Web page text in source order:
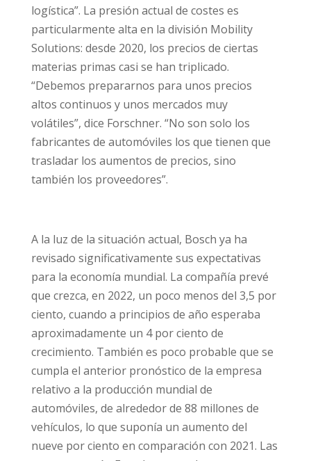
logística”. La presión actual de costes es
particularmente alta en la división Mobility
Solutions: desde 2020, los precios de ciertas
materias primas casi se han triplicado.
“Debemos prepararnos para unos precios
altos continuos y unos mercados muy
volátiles”, dice Forschner. “No son solo los
fabricantes de automóviles los que tienen que
trasladar los aumentos de precios, sino
también los proveedores”.
A la luz de la situación actual, Bosch ya ha
revisado significativamente sus expectativas
para la economía mundial. La compañía prevé
que crezca, en 2022, un poco menos del 3,5 por
ciento, cuando a principios de año esperaba
aproximadamente un 4 por ciento de
crecimiento. También es poco probable que se
cumpla el anterior pronóstico de la empresa
relativo a la producción mundial de
automóviles, de alrededor de 88 millones de
vehículos, lo que suponía un aumento del
nueve por ciento en comparación con 2021. Las